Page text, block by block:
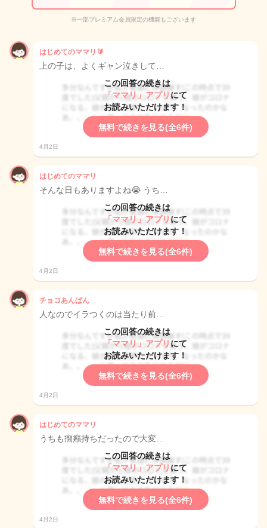
※一部プレミアム会員限定の機能もございます
はじめてのママリ🔰
上の子は、よくギャン泣きして…
この回答の続きは
「ママリ」アプリ にて
お読みいただけます！
無料で続きを見る(全6件)
4月2日
はじめてのママリ
そんな日もありますよね😭 うち…
この回答の続きは
「ママリ」アプリ にて
お読みいただけます！
無料で続きを見る(全6件)
4月2日
チョコあんぱん
人なのでイラつくのは当たり前…
この回答の続きは
「ママリ」アプリ にて
お読みいただけます！
無料で続きを見る(全6件)
4月2日
はじめてのママリ
うちも癇癪持ちだったので大変…
この回答の続きは
「ママリ」アプリ にて
お読みいただけます！
無料で続きを見る(全6件)
4月2日